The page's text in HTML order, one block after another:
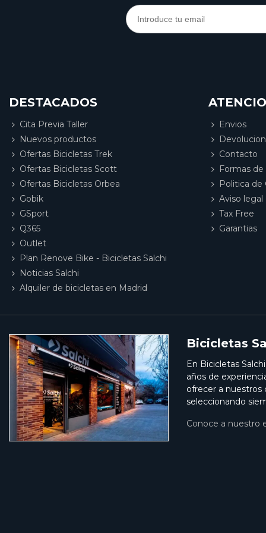
DESTACADOS
Cita Previa Taller
Nuevos productos
Ofertas Bicicletas Trek
Ofertas Bicicletas Scott
Ofertas Bicicletas Orbea
Gobik
GSport
Q365
Outlet
Plan Renove Bike - Bicicletas Salchi
Noticias Salchi
Alquiler de bicicletas en Madrid
Envios
Contacto
Formas
Politica de
Aviso legal
Tax Free
Garantias
Bicicletas
En Bicicletas
años de
ofrecer a nuestros
seleccionando
Conoce a nuestro